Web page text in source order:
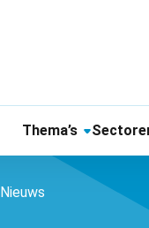
Thema’s
Nieuws